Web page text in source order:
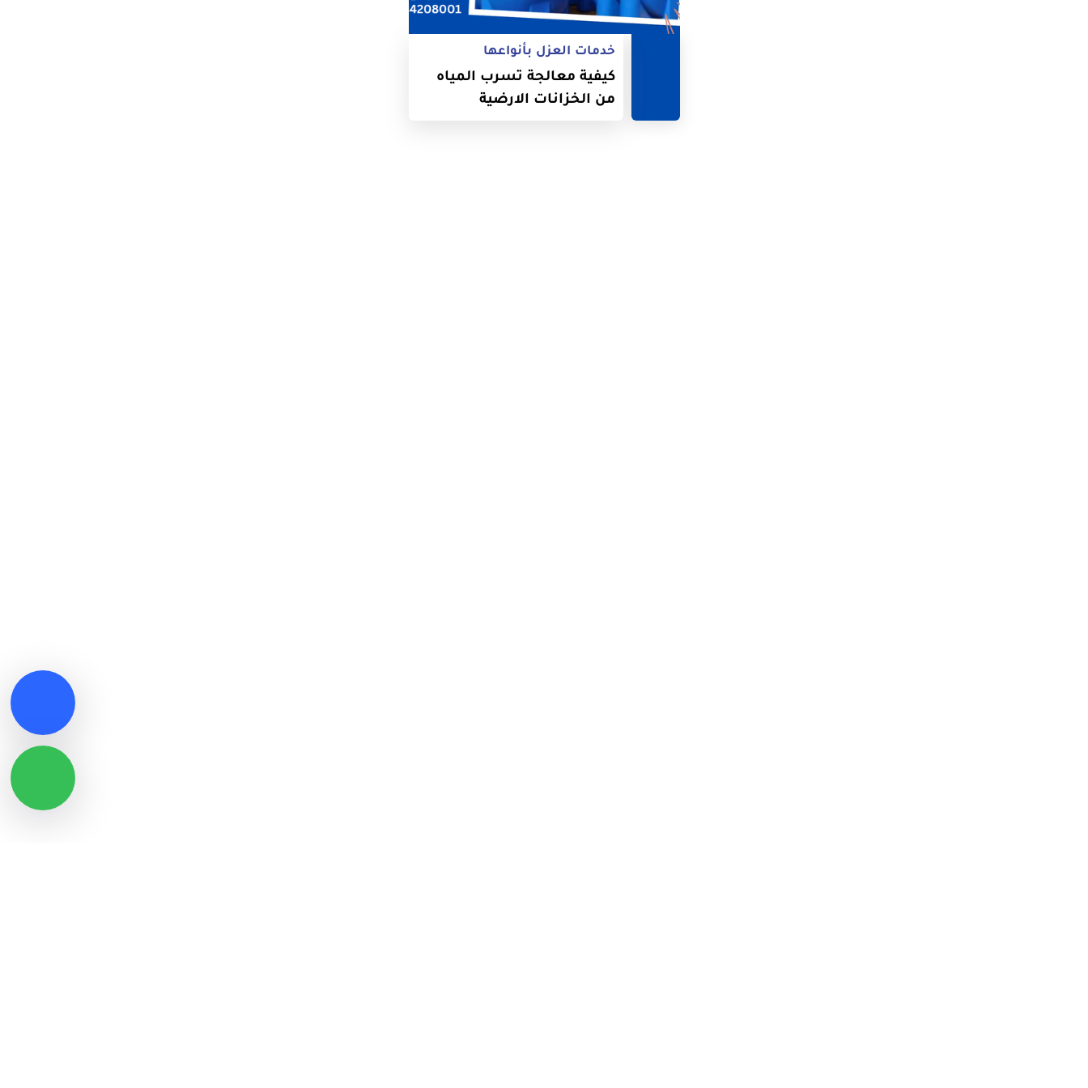
خدمات العزل بأنواعها
كيفية معالجة تسرب المياه
من الخزانات الارضية